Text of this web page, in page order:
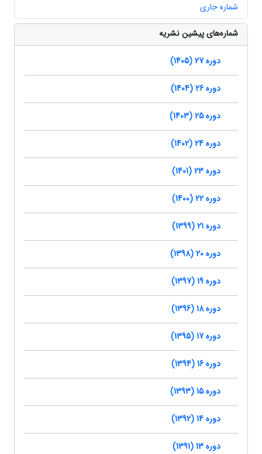
شماره جاری
شماره‌های پیشین نشریه
دوره 27 (1405)
دوره 26 (1404)
دوره 25 (1403)
دوره 24 (1402)
دوره 23 (1401)
دوره 22 (1400)
دوره 21 (1399)
دوره 20 (1398)
دوره 19 (1397)
دوره 18 (1396)
دوره 17 (1395)
دوره 16 (1394)
دوره 15 (1393)
دوره 14 (1392)
دوره 13 (1391)